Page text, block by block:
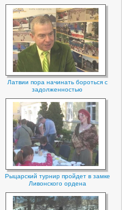
Латвии пора начинать бороться с
задолженностью
Рыцарский турнир пройдет в замке
Ливонского ордена